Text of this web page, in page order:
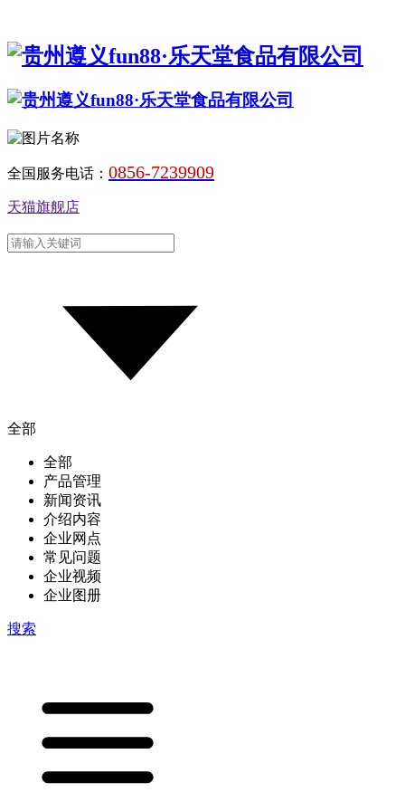
全国服务电话： 0856-7239909
天猫旗舰店
全部
全部
产品管理
新闻资讯
介绍内容
企业网点
常见问题
企业视频
企业图册
搜索